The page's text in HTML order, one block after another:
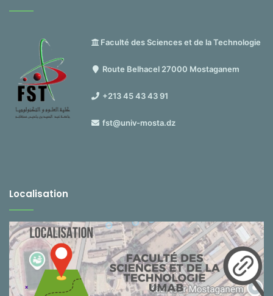
Faculté des Sciences et de la Technologie
Route Belhacel 27000 Mostaganem
+213 45 43 43 91
fst@univ-mosta.dz
Localisation